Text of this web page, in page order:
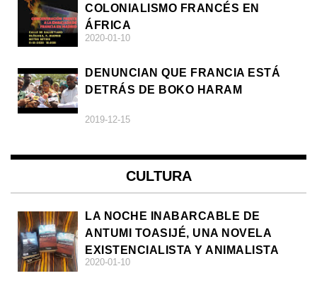
COLONIALISMO FRANCÉS EN
ÁFRICA
2020-01-10
DENUNCIAN QUE FRANCIA ESTÁ
DETRÁS DE BOKO HARAM
2019-12-15
CULTURA
LA NOCHE INABARCABLE DE
ANTUMI TOASIJÉ, UNA NOVELA
EXISTENCIALISTA Y ANIMALISTA
2020-01-10